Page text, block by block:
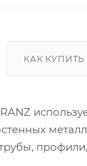
КАК КУПИТЬ